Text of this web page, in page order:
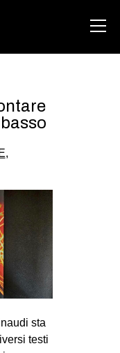
,
sta
testi